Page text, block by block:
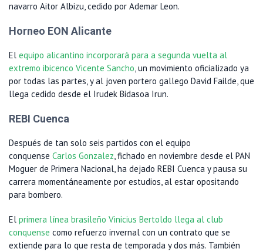
navarro Aitor Albizu, cedido por Ademar Leon.
Horneo EON Alicante
El equipo alicantino incorporará para a segunda vuelta al
extremo ibicenco Vicente Sancho, un movimiento oficializado ya
por todas las partes, y al joven portero gallego David Failde, que
llega cedido desde el Irudek Bidasoa Irun.
REBI Cuenca
Después de tan solo seis partidos con el equipo
conquense Carlos Gonzalez, fichado en noviembre desde el PAN
Moguer de Primera Nacional, ha dejado REBI Cuenca y pausa su
carrera momentáneamente por estudios, al estar opositando
para bombero.
El primera línea brasileño Vinicius Bertoldo llega al club
conquense como refuerzo invernal con un contrato que se
extiende para lo que resta de temporada y dos más. También